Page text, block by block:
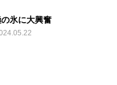
氷に大興奮